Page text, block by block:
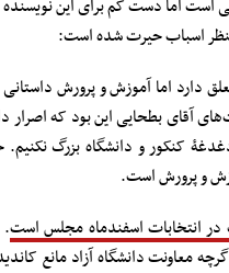
اما دست کم برای این نویسنده
منظر اسباب حیرت شده است:
دارد اما آموزش و پرورش
آقای بطحایی این بود که
کنکور و دانشگاه بزرگ نکنیم.
و پرورش است.
در انتخابات اسفندماه مجلس است.
معاونت دانشگاه آزاد مانع